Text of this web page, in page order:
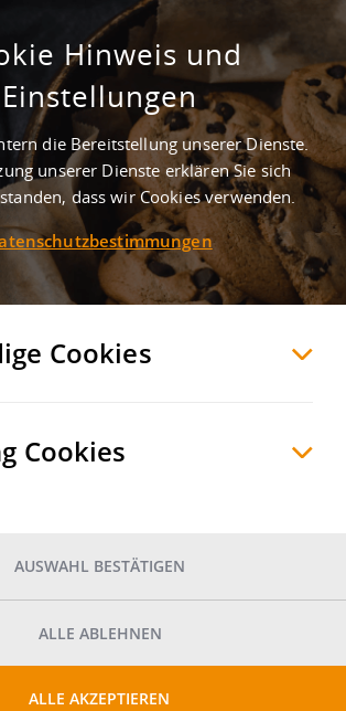
Salinengelände
Heilbronn, Deutschland
MERKEN VERGLEICHEN EXPORT PDF
Hinweis und
Einstellungen
die Bereitstellung unserer Dienste.
unserer Dienste erklären Sie sich
dass wir Cookies verwenden.
Cookies
Cookies
AUSWAHL BESTÄTIGEN
ALLE ABLEHNEN
ALLE AKZEPTIEREN